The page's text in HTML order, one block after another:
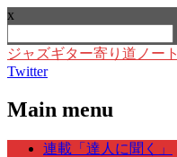
x
索:
ジャズギター寄り道ノート
Twitter
Main menu
Skip
連載「達人に聞く」